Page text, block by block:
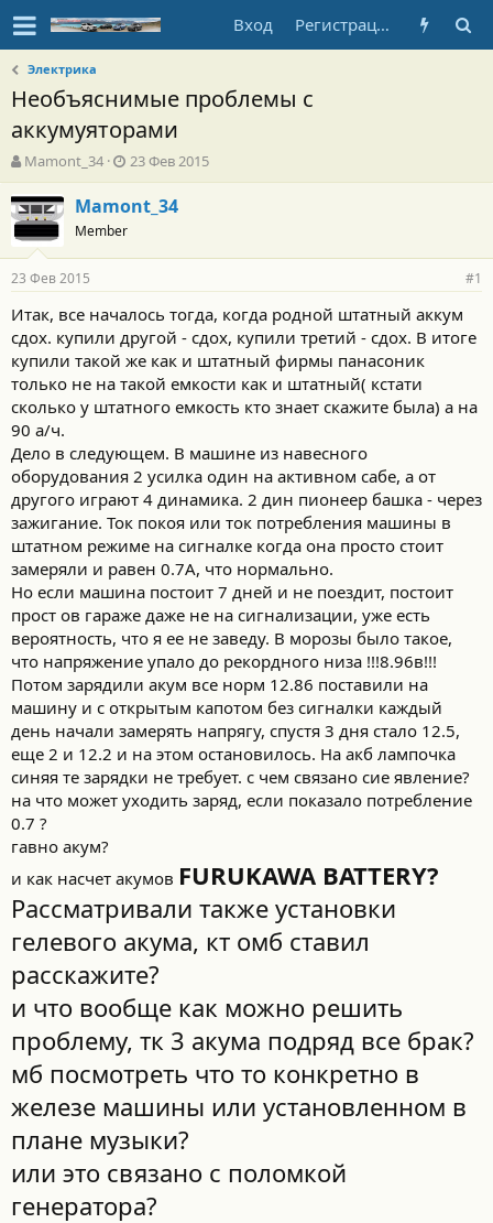
Вход Регистрация
Электрика
Необъяснимые проблемы с
аккумуяторами
А
в
т
о
р
т
е
м
ы
Mamont_34
Д
а
т
а
а
а
л
а
23 Фев 2015
Mamont_34
Member
23 Фев 2015 #1
Итак, все началось тогда, когда родной штатный аккум
сдох. купили другой - сдох, купили третий - сдох. В итоге
купили такой же как и штатный фирмы панасоник
только не на такой емкости как и штатный( кстати
сколько у штатного емкость кто знает скажите была) а на
90 а/ч.
Дело в следующем. В машине из навесного
оборудования 2 усилка один на активном сабе, а от
другого играют 4 динамика. 2 дин пионеер башка - через
зажигание. Ток покоя или ток потребления машины в
штатном режиме на сигналке когда она просто стоит
замеряли и равен 0.7А, что нормально.
Но если машина постоит 7 дней и не поездит, постоит
прост ов гараже даже не на сигнализации, уже есть
вероятность, что я ее не заведу. В морозы было такое,
что напряжение упало до рекордного низа !!!8.96в!!!
Потом зарядили акум все норм 12.86 поставили на
машину и с открытым капотом без сигналки каждый
день начали замерять напрягу, спустя 3 дня стало 12.5,
еще 2 и 12.2 и на этом остановилось. На акб лампочка
синяя те зарядки не требует. с чем связано сие явление?
на что может уходить заряд, если показало потребление
0.7 ?
гавно акум?
и как насчет акумов FURUKAWA BATTERY?
Рассматривали также установки
гелевого акума, кт омб ставил
расскажите?
и что вообще как можно решить
проблему, тк 3 акума подряд все брак?
мб посмотреть что то конкретно в
железе машины или установленном в
плане музыки?
или это связано с поломкой
генератора?